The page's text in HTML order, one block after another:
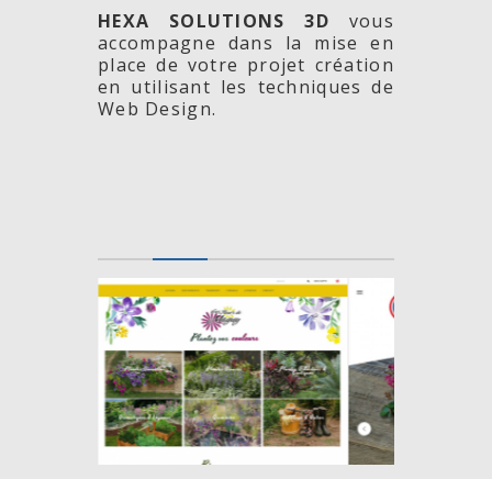
HEXA SOLUTIONS 3D vous
accompagne dans la mise en
place de votre projet création
en utilisant les techniques de
Web Design.